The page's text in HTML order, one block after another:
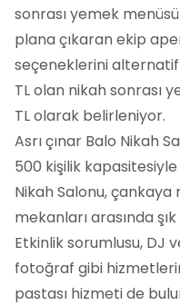
sonrası yemek
plana çıkaran ekip
seçeneklerini
TL olan nikah sonrası
TL olarak belirleniyor.
Asrı çınar Balo Nikah
500 kişilik
Nikah Salonu, çankaya
mekanları arasında
Etkinlik sorumlusu, DJ
fotoğraf gibi
pastası hizmeti de